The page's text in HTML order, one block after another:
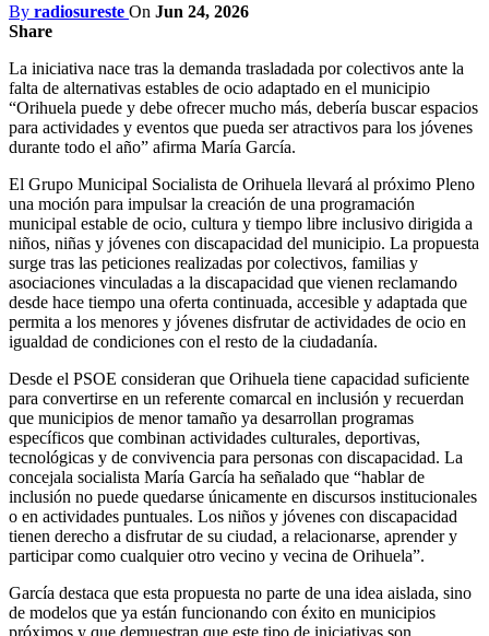
By radiosureste On Jun 24, 2026
Share
La iniciativa nace tras la demanda trasladada por colectivos ante la
falta de alternativas estables de ocio adaptado en el municipio
“Orihuela puede y debe ofrecer mucho más, debería buscar espacios
para actividades y eventos que pueda ser atractivos para los jóvenes
durante todo el año” afirma María García.
El Grupo Municipal Socialista de Orihuela llevará al próximo Pleno
una moción para impulsar la creación de una programación
municipal estable de ocio, cultura y tiempo libre inclusivo dirigida a
niños, niñas y jóvenes con discapacidad del municipio. La propuesta
surge tras las peticiones realizadas por colectivos, familias y
asociaciones vinculadas a la discapacidad que vienen reclamando
desde hace tiempo una oferta continuada, accesible y adaptada que
permita a los menores y jóvenes disfrutar de actividades de ocio en
igualdad de condiciones con el resto de la ciudadanía.
Desde el PSOE consideran que Orihuela tiene capacidad suficiente
para convertirse en un referente comarcal en inclusión y recuerdan
que municipios de menor tamaño ya desarrollan programas
específicos que combinan actividades culturales, deportivas,
tecnológicas y de convivencia para personas con discapacidad. La
concejala socialista María García ha señalado que “hablar de
inclusión no puede quedarse únicamente en discursos institucionales
o en actividades puntuales. Los niños y jóvenes con discapacidad
tienen derecho a disfrutar de su ciudad, a relacionarse, aprender y
participar como cualquier otro vecino y vecina de Orihuela”.
García destaca que esta propuesta no parte de una idea aislada, sino
de modelos que ya están funcionando con éxito en municipios
próximos y que demuestran que este tipo de iniciativas son